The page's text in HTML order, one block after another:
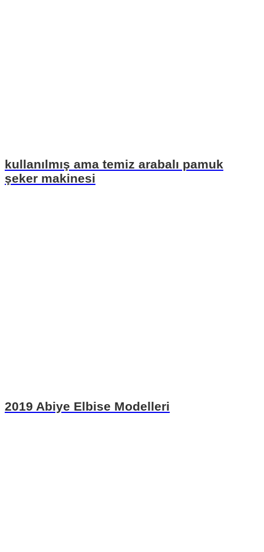
kullanılmış ama temiz arabalı pamuk
şeker makinesi
2019 Abiye Elbise Modelleri